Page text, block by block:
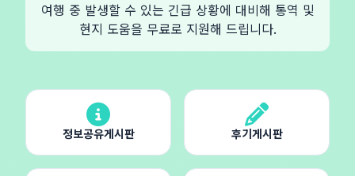
여행 중 발생할 수 있는 긴급 상황에 대비해 통역 및
현지 도움을 무료로 지원해 드립니다.
정보공유게시판 후기게시판